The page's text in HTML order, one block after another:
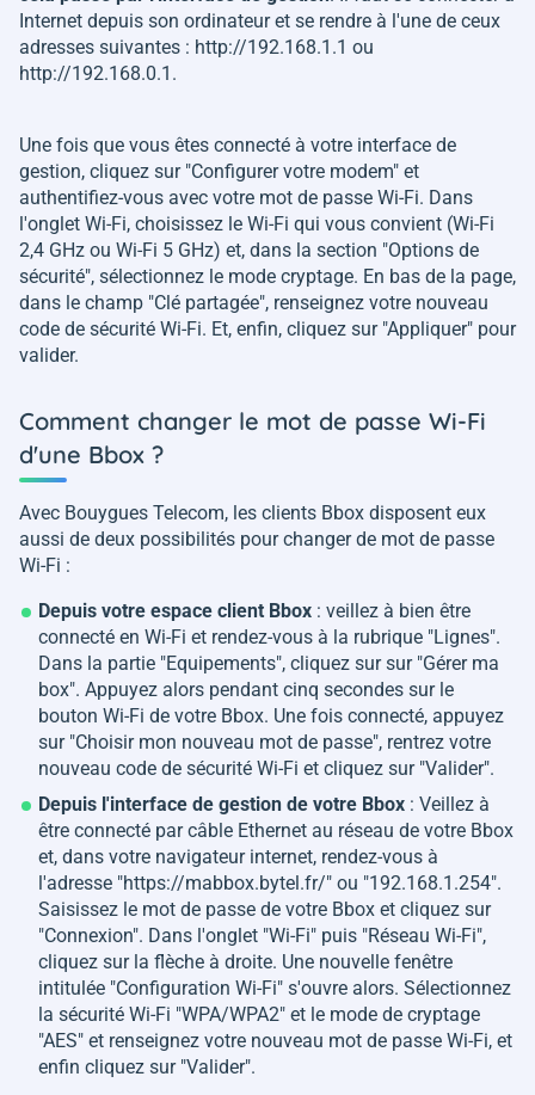
Internet depuis son ordinateur et se rendre à l'une de ceux
adresses suivantes : http://192.168.1.1 ou
http://192.168.0.1.
Une fois que vous êtes connecté à votre interface de
gestion, cliquez sur "Configurer votre modem" et
authentifiez-vous avec votre mot de passe Wi-Fi. Dans
l'onglet Wi-Fi, choisissez le Wi-Fi qui vous convient (Wi-Fi
2,4 GHz ou Wi-Fi 5 GHz) et, dans la section "Options de
sécurité", sélectionnez le mode cryptage. En bas de la page,
dans le champ "Clé partagée", renseignez votre nouveau
code de sécurité Wi-Fi. Et, enfin, cliquez sur "Appliquer" pour
valider.
Comment changer le mot de passe Wi-Fi
d'une Bbox ?
Avec Bouygues Telecom, les clients Bbox disposent eux
aussi de deux possibilités pour changer de mot de passe
Wi-Fi :
Depuis votre espace client Bbox : veillez à bien être
connecté en Wi-Fi et rendez-vous à la rubrique "Lignes".
Dans la partie "Equipements", cliquez sur sur "Gérer ma
box". Appuyez alors pendant cinq secondes sur le
bouton Wi-Fi de votre Bbox. Une fois connecté, appuyez
sur "Choisir mon nouveau mot de passe", rentrez votre
nouveau code de sécurité Wi-Fi et cliquez sur "Valider".
Depuis l'interface de gestion de votre Bbox : Veillez à
être connecté par câble Ethernet au réseau de votre Bbox
et, dans votre navigateur internet, rendez-vous à
l'adresse "https://mabbox.bytel.fr/" ou "192.168.1.254".
Saisissez le mot de passe de votre Bbox et cliquez sur
"Connexion". Dans l'onglet "Wi-Fi" puis "Réseau Wi-Fi",
cliquez sur la flèche à droite. Une nouvelle fenêtre
intitulée "Configuration Wi-Fi" s'ouvre alors. Sélectionnez
la sécurité Wi-Fi "WPA/WPA2" et le mode de cryptage
"AES" et renseignez votre nouveau mot de passe Wi-Fi, et
enfin cliquez sur "Valider".